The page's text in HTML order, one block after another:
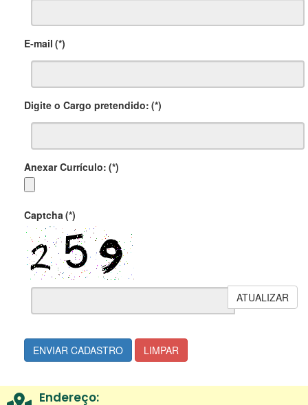
E-mail (*)
Digite o Cargo pretendido: (*)
Anexar Currículo: (*)
Captcha (*)
ATUALIZAR
ENVIAR CADASTRO LIMPAR
Endereço: